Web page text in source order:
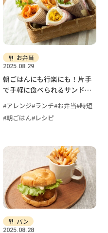
2025.08.29
お弁当
朝ごはんにも行楽にも！片手
で手軽に食べられるサンド＆
パンレシピまとめ
アレンジ ランチ お弁当 時短
朝ごはん レシピ
2025.08.28
パン